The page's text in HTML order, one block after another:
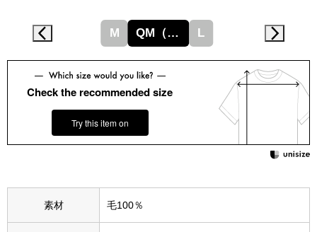
ブーツ
サンダル
その他
M QM（ゆったりM） L
Check the recommended size
Try this item on
素材 毛100％